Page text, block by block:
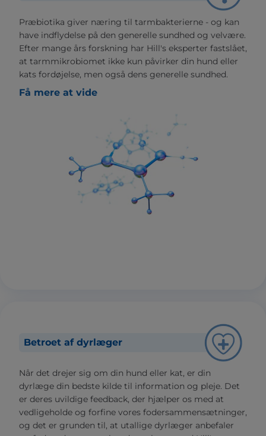
Præbiotika giver næring til tarmbakterierne - og kan
have indflydelse på den generelle sundhed og velvære.
Efter mange års forskning har Hill's eksperter fastslået,
at tarmmikrobiomet ikke kun påvirker din hund eller
kats fordøjelse, men også dens generelle sundhed.
Få mere at vide
Betroet af dyrlæger
Når det drejer sig om din hund eller kat, er din
dyrlæge din bedste kilde til information og pleje. Det
er deres uvildige feedback, der hjælper os med at
vedligeholde og forfine vores fodersammensætninger,
og det er grunden til, at utallige dyrlæger anbefaler